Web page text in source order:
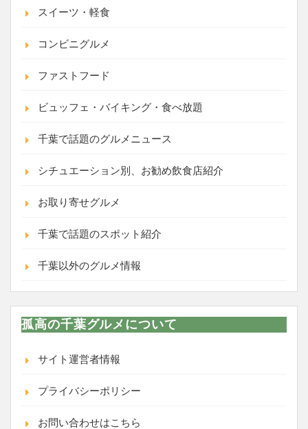
スイーツ・軽食
コンビニグルメ
ファストフード
ビュッフェ・バイキング・食べ放題
千葉で話題のグルメニュース
シチュエーション別、お勧め飲食店紹介
お取り寄せグルメ
千葉で話題のスポット紹介
千葉以外のグルメ情報
孤高の千葉グルメについて
サイト運営者情報
プライバシーポリシー
お問い合わせはこちら